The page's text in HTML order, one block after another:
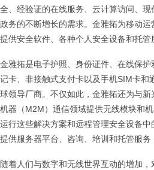
全、经验证的在线服务、云计算访问、
政务的不断增长的需求。金雅拓为移动
提供安全软件、各种个人安全设备和托管
金雅拓是电子护照、身份证件、在线保
记卡、非接触式支付卡以及手机SIM卡和
球领导厂商。不仅如此，金雅拓还为与
机器（M2M）通信领域提供无线模块和
运行这些解决方案和远程管理安全设备
提供服务器平台、咨询、培训和托管服务
随着人们与数字和无线世界互动的增加